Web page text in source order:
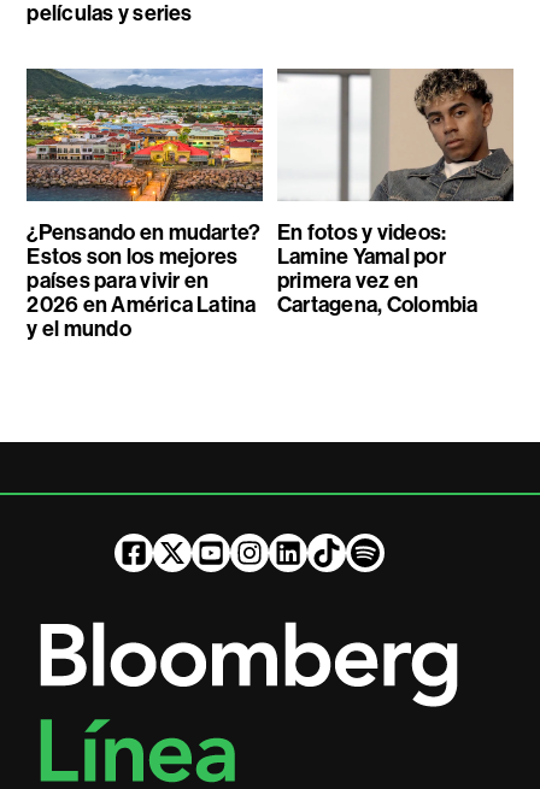
películas y series
¿Pensando en mudarte?
Estos son los mejores
países para vivir en
2026 en América Latina
y el mundo
En fotos y videos:
Lamine Yamal por
primera vez en
Cartagena, Colombia